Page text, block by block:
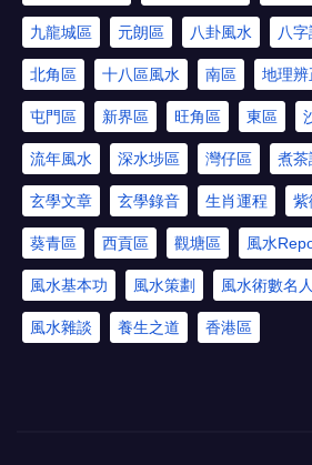
九龍城區 元朗區 八卦風水 八
北角區 十八區風水 南區 地理辨
屯門區 新界區 旺角區 東區
流年風水 深水埗區 灣仔區 煮茶
玄學文章 玄學錄音 生肖運程 紫
葵青區 西貢區 觀塘區 風水
風水基本功 風水策劃 風水術數名人
風水雜談 養生之道 香港區